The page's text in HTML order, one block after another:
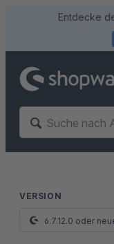
Entdecke
VERSION
6.7.12.0 oder